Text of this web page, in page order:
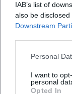
IAB’s list of
also be
Downstream
Personal
I want to
personal
Opted In
Findet das